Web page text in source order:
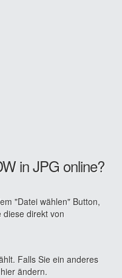
in JPG online?
"Datei wählen" Button,
diese direkt von
Falls Sie ein anderes
ändern.